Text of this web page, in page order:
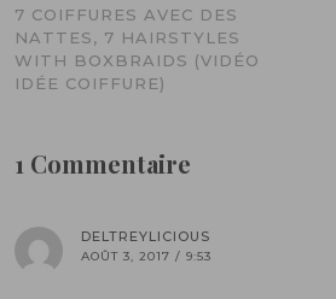
7 COIFFURES AVEC DES
NATTES, 7 HAIRSTYLES
WITH BOXBRAIDS (VIDÉO
IDÉE COIFFURE)
1 Commentaire
DELTREYLICIOUS
AOÛT 3, 2017 / 9:53